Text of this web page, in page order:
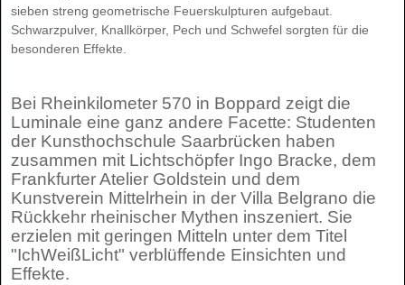
sieben streng geometrische Feuerskulpturen aufgebaut.
Schwarzpulver, Knallkörper, Pech und Schwefel sorgten für die
besonderen Effekte.
Bei Rheinkilometer 570 in Boppard zeigt die
Luminale eine ganz andere Facette: Studenten
der Kunsthochschule Saarbrücken haben
zusammen mit Lichtschöpfer Ingo Bracke, dem
Frankfurter Atelier Goldstein und dem
Kunstverein Mittelrhein in der Villa Belgrano die
Rückkehr rheinischer Mythen inszeniert. Sie
erzielen mit geringen Mitteln unter dem Titel
"IchWeißLicht" verblüffende Einsichten und
Effekte.